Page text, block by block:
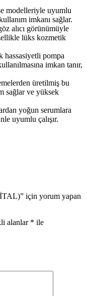
modelleriyle uyumlu
imkanı sağlar.
alıcı görünümüyle
lüks kozmetik
hassasiyetli pompa
imkan tanır,
üretilmiş bu
sağlar ve yüksek
yoğun serumlara
uyumlu çalışır.
için yorum yapan
alanlar * ile